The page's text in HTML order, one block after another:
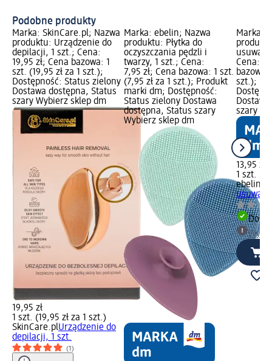
Podobne produkty
Marka: SkinCare.pl; Nazwa
produktu: Urządzenie do
depilacji, 1 szt.; Cena:
19,95 zł; Cena bazowa: 1
szt. (19,95 zł za 1 szt.);
Dostępność: Status zielony
Dostawa dostępna, Status
szary Wybierz sklep dm
19,95 zł
1 szt. (19,95 zł za 1 szt.)
SkinCare.plUrządzenie do
depilacji, 1 szt.
(1)
Marka: ebelin; Nazwa
produktu: Płytka do
oczyszczania pędzli i
twarzy, 1 szt.; Cena:
7,95 zł; Cena bazowa: 1 szt.
(7,95 zł za 1 szt.); Produkt
marki dm; Dostępność:
Status zielony Dostawa
dostępna, Status szary
Wybierz sklep dm
Marka:
Cena:
bazowa:
szt.);
szary
13,95 zł
1 szt.
ebelin